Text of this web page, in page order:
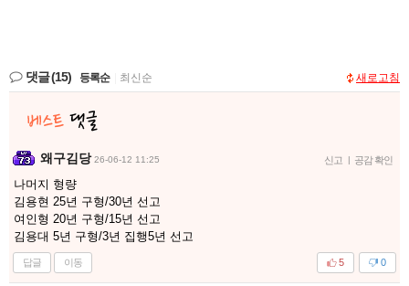
댓글(15) 등록순 최신순 새로고침
왜구김당 26-06-12 11:25 신고 | 공감 확인
나머지 형량
김용현 25년 구형/30년 선고
여인형 20년 구형/15년 선고
김용대 5년 구형/3년 집행5년 선고
답글 이동 0
5